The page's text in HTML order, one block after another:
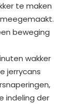
te maken
beweging
wakker
jerrycans
indeling der